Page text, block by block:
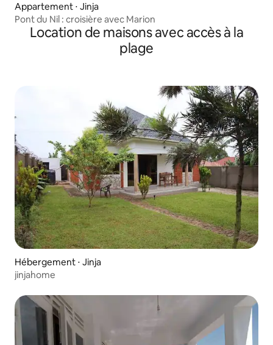
Appartement ⋅ Jinja
Pont du Nil : croisière avec Marion
Location de maisons avec accès à la
plage
Hébergement ⋅ Jinja
jinjahome